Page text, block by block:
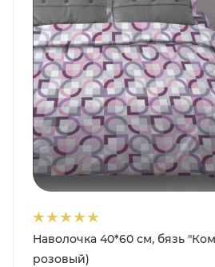
Наволочка 40*60 см, бязь
розовый)